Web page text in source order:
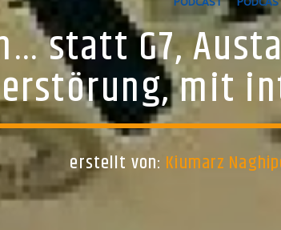
statt G7,
mit
erstellt von: Kiumarz